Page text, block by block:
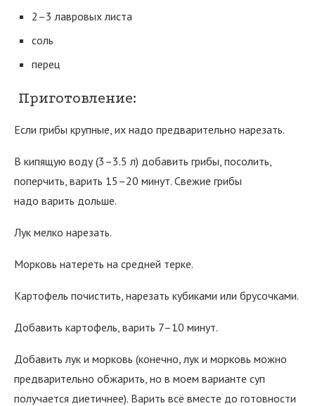
2–3 лавровых листа
соль
перец
Приготовление:
Если грибы крупные, их надо предварительно нарезать.
В кипящую воду (3–3.5 л) добавить грибы, посолить,
поперчить, варить 15–20 минут. Свежие грибы
надо варить дольше.
Лук мелко нарезать.
Морковь натереть на средней терке.
Картофель почистить, нарезать кубиками или брусочками.
Добавить картофель, варить 7–10 минут.
Добавить лук и морковь (конечно, лук и морковь можно
предварительно обжарить, но в моем варианте суп
получается диетичнее). Варить всё вместе до готовности